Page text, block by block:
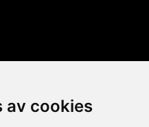
av cookies